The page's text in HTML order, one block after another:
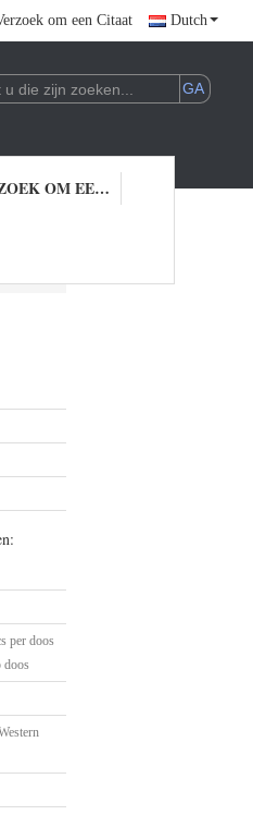
om een Citaat Dutch
VERZOEK OM EEN CITAAT
per doos
doos